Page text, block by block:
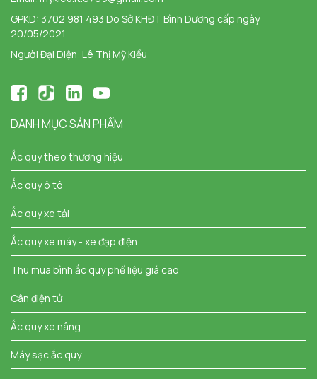
GPKD: 3702 981 493 Do Sở KHĐT Bình Dương cấp ngày
20/05/2021
Người Đại Diện: Lê Thị Mỹ Kiều
DANH MỤC SẢN PHẨM
Ắc quy theo thương hiệu
Ắc quy ô tô
Ắc quy xe tải
Ắc quy xe máy - xe đạp điện
Thu mua bình ắc quy phế liệu giá cao
Cân điện tử
Ắc quy xe nâng
Máy sạc ắc quy